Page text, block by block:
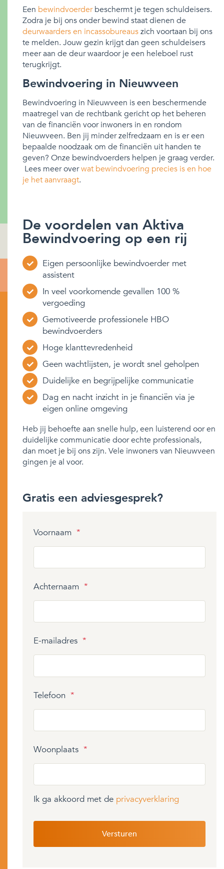
Een bewindvoerderbeschermt je tegen schuldeisers.
Zodra je bij ons onder bewind staat dienen de
deurwaarders en incassobureauszich voortaan bij ons
te melden. Jouw gezin krijgt dan geen schuldeisers
meer aan de deur waardoor je een heleboel rust
terugkrijgt.
Bewindvoering in Nieuwveen
Bewindvoering in Nieuwveen is een beschermende
maatregel van de rechtbank gericht op het beheren
van de financiën voor inwoners in en rondom
Nieuwveen. Ben jij minder zelfredzaam en is er een
bepaalde noodzaak om de financiën uit handen te
geven? Onze bewindvoerders helpen je graag verder.
Lees meer overwat bewindvoering precies is en hoe
je het aanvraagt.
De voordelen van Aktiva
Bewindvoering op een rij
Eigen persoonlijke bewindvoerder met
assistent
In veel voorkomende gevallen 100 %
vergoeding
Gemotiveerde professionele HBO
bewindvoerders
Hoge klanttevredenheid
Geen wachtlijsten, je wordt snel geholpen
Duidelijke en begrijpelijke communicatie
Dag en nacht inzicht in je financiën via je
eigen online omgeving
Heb jij behoefte aan snelle hulp, een luisterend oor en
duidelijke communicatie door echte professionals,
dan moet je bij ons zijn. Vele inwoners van Nieuwveen
gingen je al voor.
Gratis een adviesgesprek?
Voornaam *
Achternaam *
E-mailadres *
Telefoon *
Woonplaats *
Ik ga akkoord met de privacyverklaring